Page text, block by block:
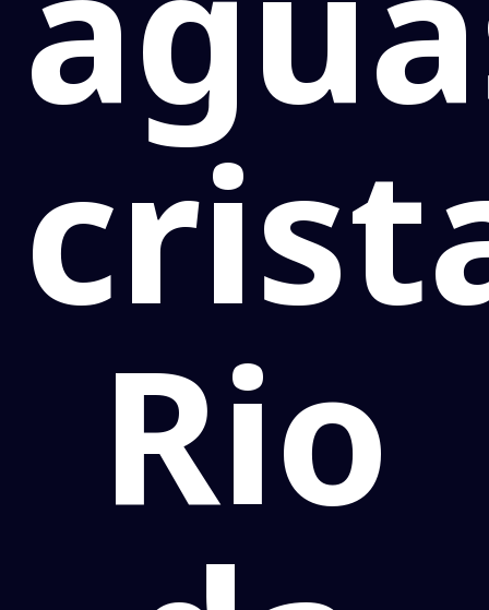
Rio